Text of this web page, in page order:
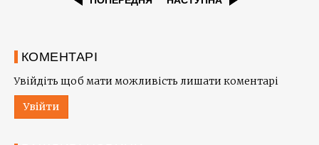
КОМЕНТАРІ
Увійдіть щоб мати можливість лишати коментарі
Увійти